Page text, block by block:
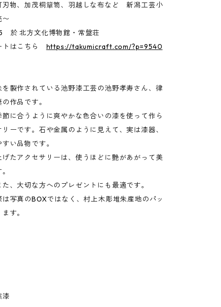
刃物、加茂桐簞笥、羽越しな布など 新潟工芸小
〜
於 北方文化博物館・常盤荘
トはこちら https://takumicraft.com/?p=9540
製作されている池野漆工芸の池野孝寿さん、律
作品です。
に合うように爽やかな色合いの漆を使って作ら
ーです。石や金属のように見えて、実は漆器、
い品物です。
たアクセサリーは、使うほどに艶があがって美
、大切な方へのプレゼントにも最適です。
写真のBOXではなく、村上木彫堆朱産地のパッ
す。
漆